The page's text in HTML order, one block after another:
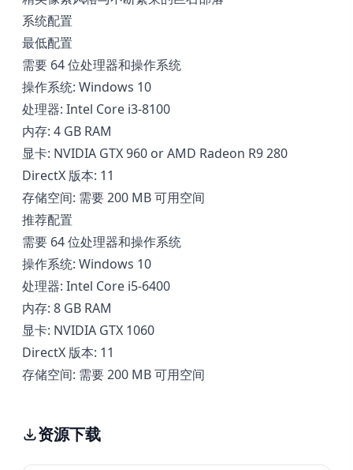
系统配置
最低配置
需要 64 位处理器和操作系统
操作系统: Windows 10
处理器: Intel Core i3-8100
内存: 4 GB RAM
显卡: NVIDIA GTX 960 or AMD Radeon R9 280
DirectX 版本: 11
存储空间: 需要 200 MB 可用空间
推荐配置
需要 64 位处理器和操作系统
操作系统: Windows 10
处理器: Intel Core i5-6400
内存: 8 GB RAM
显卡: NVIDIA GTX 1060
DirectX 版本: 11
存储空间: 需要 200 MB 可用空间
资源下载